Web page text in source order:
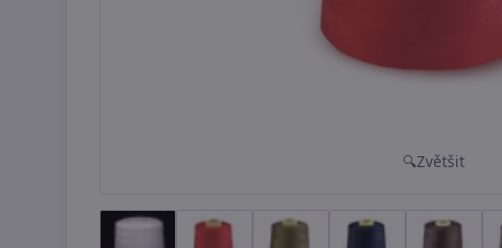
Zvětšit